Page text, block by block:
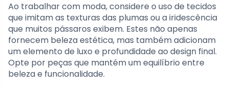
Ao trabalhar com moda, considere o uso de tecidos
que imitam as texturas das plumas ou a iridescência
que muitos pássaros exibem. Estes não apenas
fornecem beleza estética, mas também adicionam
um elemento de luxo e profundidade ao design final.
Opte por peças que mantém um equilíbrio entre
beleza e funcionalidade.